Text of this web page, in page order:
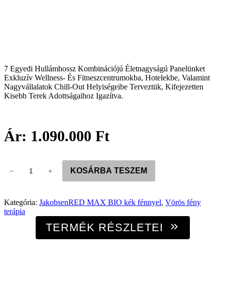
7 Egyedi Hullámhossz Kombinációjú Életnagyságú Panelünket
Exkluzív Wellness- És Fitneszcentrumokba, Hotelekbe, Valamint
Nagyvállalatok Chill-Out Helyiségeibe Terveztük, Kifejezetten
Kisebb Terek Adottságaihoz Igazítva.
Ár: 1.090.000 Ft
MAX
–
600
LED
− + KOSÁRBA TESZEM
Kategória: JakobsenRED MAX BIO kék fénnyel, Vörös fény
terápia
TERMÉK RÉSZLETEI